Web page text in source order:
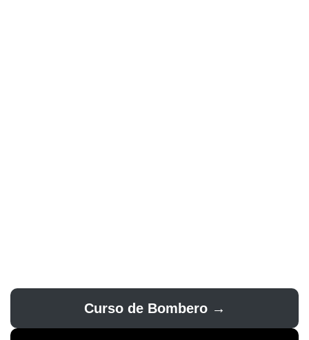
Curso de Bombero →